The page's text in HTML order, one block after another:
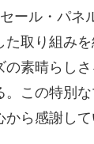
ール・パネ
た取り組み
の素晴らし
。この特別
ら感謝して